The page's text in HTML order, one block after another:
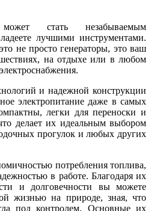
стать незабываемым
лучшими инструментами.
не просто генераторы, это ваш
на отдыхе или в любом
и надежной конструкции
электропитание даже в самых
легки для переноски и
делает их идеальным выбором
прогулок и любых других
потребления топлива,
в работе. Благодаря их
и долговечности вы можете
жизнью на природе, зная, что
под контролем. Основные их